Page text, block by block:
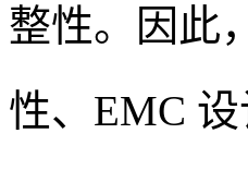
整性。因此
性、EMC